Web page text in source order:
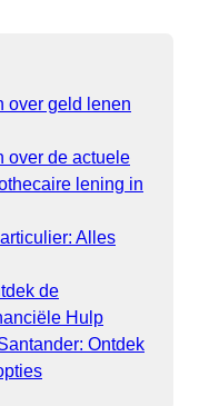
over geld lenen
over de actuele
lening in
Alles
de
Hulp
Ontdek